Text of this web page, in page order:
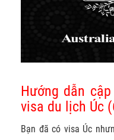
Hướng dẫn
visa du lịch Úc
Bạn đã có visa Úc